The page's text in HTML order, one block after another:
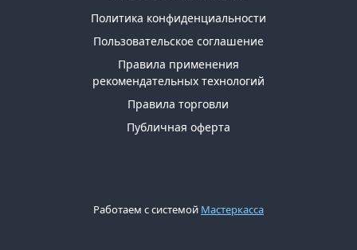
Политика конфиденциальности
Пользовательское соглашение
Правила применения
рекомендательных технологий
Правила торговли
Публичная оферта
Работаем с системой Мастеркасса